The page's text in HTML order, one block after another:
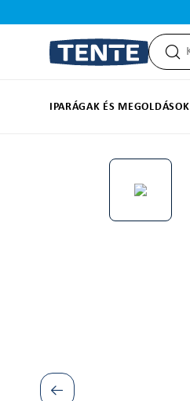
IPARÁGAK ÉS MEGOLDÁSOK
Képgaléria kihagyása